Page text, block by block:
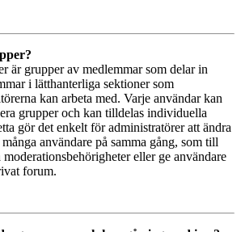
är grupper av medlemmar som delar in
i lätthanterliga sektioner som
kan arbeta med. Varje användar kan
grupper och kan tilldelas individuella
gör det enkelt för administratörer att ändra
användare på samma gång, som till
eller ge användare
forum.